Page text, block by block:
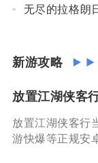
新游攻略
放置江湖侠客
放置江湖侠客行
游快爆等正规安